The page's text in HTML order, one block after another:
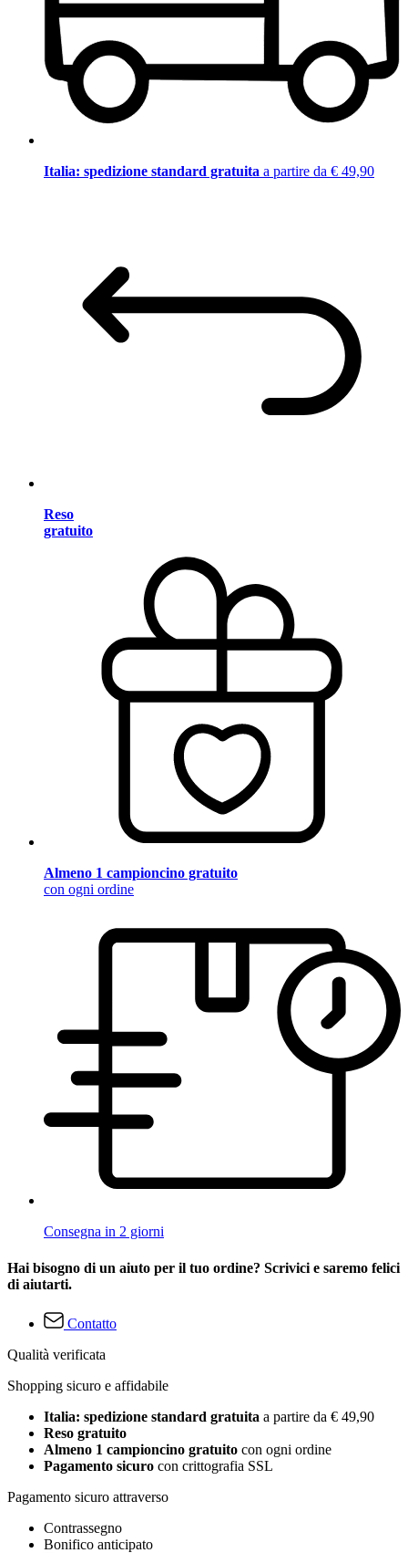
Italia: spedizione standard gratuita a partire da € 49,90
Reso
gratuito
Almeno 1 campioncino gratuito
con ogni ordine
Consegna in 2 giorni
Hai bisogno di un aiuto per il tuo ordine? Scrivici e saremo felici
di aiutarti.
Contatto
Qualità verificata
Shopping sicuro e affidabile
Italia: spedizione standard gratuita a partire da € 49,90
Reso gratuito
Almeno 1 campioncino gratuito con ogni ordine
Pagamento sicuro con crittografia SSL
Pagamento sicuro attraverso
Contrassegno
Bonifico anticipato